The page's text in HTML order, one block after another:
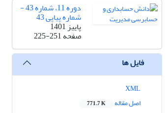
دوره 11، شماره 43 -
شماره پیاپی 43
پاییز 1401
صفحه225-251
فایل ها
اصل مقاله
771.7 K